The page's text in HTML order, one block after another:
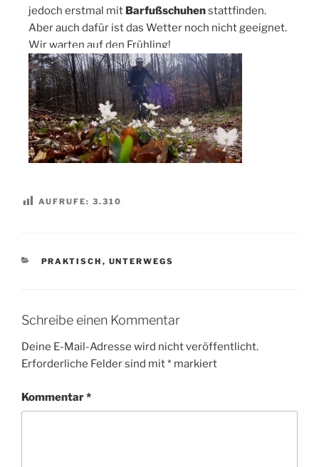
jedoch erstmal mit Barfußschuhenstattfinden.
Aber auch dafür ist das Wetter noch nicht geeignet.
Wir warten auf den Frühling!
AUFRUFE: 3.310
KATEGORIEN
PRAKTISCH , UNTERWEGS
Schreibe einen Kommentar
Deine E-Mail-Adresse wird nicht veröffentlicht.
Erforderliche Felder sind mit* markiert
Kommentar*